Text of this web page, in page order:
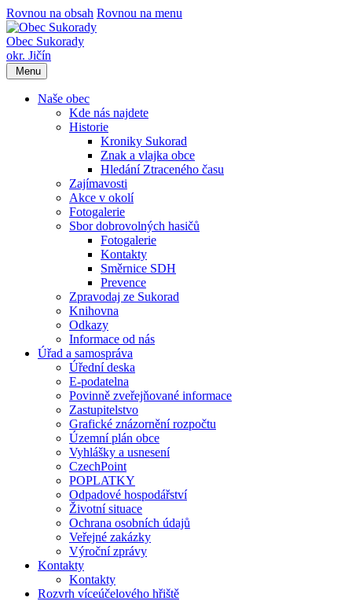
Rovnou na obsah Rovnou na menu
Obec Sukorady
okr. Jičín
Menu
Naše obec
Kde nás najdete
Historie
Kroniky Sukorad
Znak a vlajka obce
Hledání Ztraceného času
Zajímavosti
Akce v okolí
Fotogalerie
Sbor dobrovolných hasičů
Fotogalerie
Kontakty
Směrnice SDH
Prevence
Zpravodaj ze Sukorad
Knihovna
Odkazy
Informace od nás
Úřad a samospráva
Úřední deska
E-podatelna
Povinně zveřejňované informace
Zastupitelstvo
Grafické znázornění rozpočtu
Územní plán obce
Vyhlášky a usnesení
CzechPoint
POPLATKY
Odpadové hospodářství
Životní situace
Ochrana osobních údajů
Veřejné zakázky
Výroční zprávy
Kontakty
Kontakty
Rozvrh víceúčelového hřiště